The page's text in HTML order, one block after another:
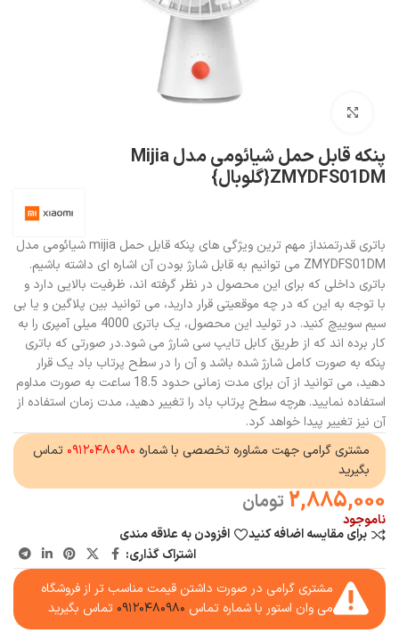
پنکه قابل حمل شیائومی مدل Mijia
ZMYDFS01DM{گلوبال}
باتری قدرتمنداز مهم ترین ویژگی های پنکه قابل حمل mijia شیائومی مدل
ZMYDFS01DM می توانیم به قابل شارژ بودن آن اشاره ای داشته باشیم.
باتری داخلی که برای این محصول در نظر گرفته اند، ظرفیت بالایی دارد و
با توجه به این که در چه موقعیتی قرار دارید، می توانید بین پلاگین و یا بی
سیم سوییچ کنید. در تولید این محصول، یک باتری 4000 میلی آمپری را به
کار برده اند که از طریق کابل تایپ سی شارژ می شود.در صورتی که باتری
پنکه به صورت کامل شارژ شده باشد و آن را در سطح پرتاب باد یک قرار
دهید، می توانید از آن برای مدت زمانی حدود 18.5 ساعت به صورت مداوم
استفاده نمایید. هرچه سطح پرتاب باد را تغییر دهید، مدت زمان استفاده از
آن نیز تغییر پیدا خواهد کرد.
مشتری گرامی جهت مشاوره تخصصی با شماره ۰۹۱۲۰۴۸۰۹۸۰ تماس
بگیرید
2,885,000 تومان
ناموجود
برای مقایسه اضافه کنید
افزودن به علاقه مندی
اشتراک گذاری:
مشتری گرامی در صورت داشتن قیمت مناسب تر از فروشگاه
می وان استور با شماره تماس ۰۹۱۲۰۴۸۰۹۸۰ تماس بگیرید